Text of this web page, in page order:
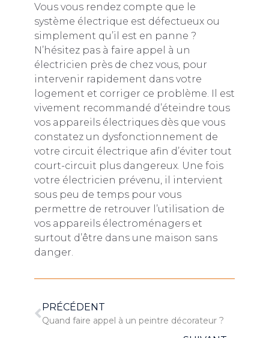
Vous vous rendez compte que le
système électrique est défectueux ou
simplement qu’il est en panne ?
N’hésitez pas à faire appel à un
électricien près de chez vous, pour
intervenir rapidement dans votre
logement et corriger ce problème. Il est
vivement recommandé d’éteindre tous
vos appareils électriques dès que vous
constatez un dysfonctionnement de
votre circuit électrique afin d’éviter tout
court-circuit plus dangereux. Une fois
votre électricien prévenu, il intervient
sous peu de temps pour vous
permettre de retrouver l’utilisation de
vos appareils électroménagers et
surtout d’être dans une maison sans
danger.
PRÉCÉDENT
Quand faire appel à un peintre décorateur ?